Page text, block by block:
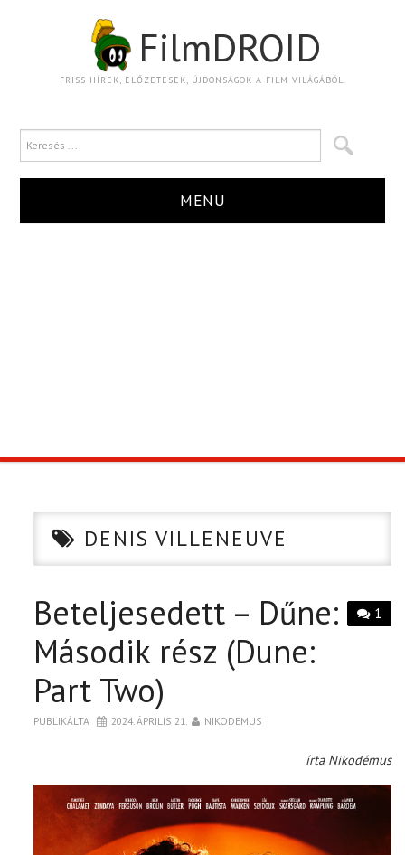
FilmDROID
FRISS HÍREK, ELŐZETESEK, ÚJDONSÁGOK A FILM VILÁGÁBÓL.
MENU
CIKK
PÓLÓ RENDELÉS
DENIS VILLENEUVE
1
Beteljesedett – Dűne:
Második rész (Dune:
Part Two)
PUBLIKÁLTA 2024. ÁPRILIS 21. NIKODEMUS
írta Nikodémus